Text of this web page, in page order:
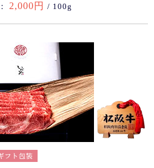
2,000円 / 100g